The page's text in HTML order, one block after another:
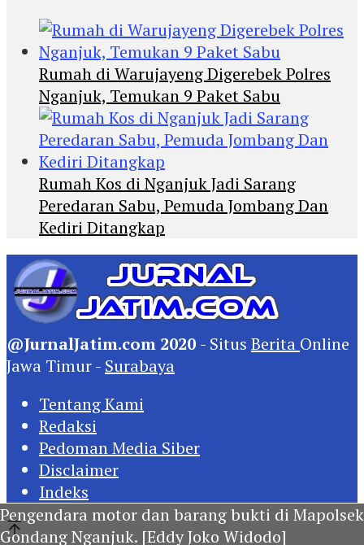
Pengendara motor dan barang bukti di Mapolsek
Gondang Nganjuk. [Eddy Joko Widodo]
Rumah di Warujayeng Digerebek Polres
Nganjuk, Temukan 9 Paket Sabu
Rumah Kos di Nganjuk Jadi Sarang
Peredaran Sabu, Pemuda Jombang Dan
Kediri Ditangkap
@JurnalJatim.com 2020 - Situs Berita Online
Jawa Timur - Surabaya
Tentang Kami
Redaksi
Pedoman Media Siber
Disclaimer
Indeks